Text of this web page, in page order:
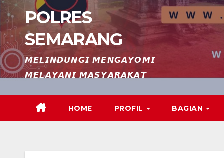
POLRES
SEMARANG
𝙈𝙀𝙇𝙄𝙉𝘿𝙐𝙉𝙂𝙄 𝙈𝙀𝙉𝙂𝘼𝙔𝙊𝙈𝙄
𝙈𝙀𝙇𝘼𝙔𝘼𝙉𝙄 𝙈𝘼𝙎𝙔𝘼𝙍𝘼𝙆𝘼𝙏
HOME PROFIL BAGIAN